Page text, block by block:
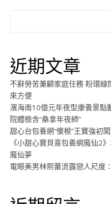
近期文章
不辭勞苦兼顧家庭任務 盼環
來方便
濱海南10億元年夜型康養景
院體檢含“桑拿年夜師”
甜心台包養網“傻根”王寶強初
《小甜心寶貝喜包養網魔仙2
魔仙夢
電眼美男林熙蕾流露戀人尺度